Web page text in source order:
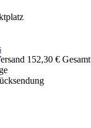
152,30 € Gesamt